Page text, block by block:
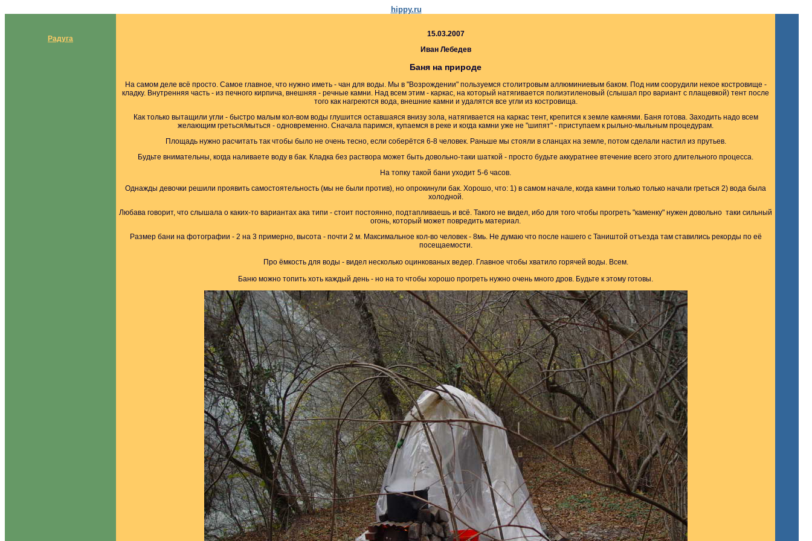
hippy.ru
Радуга
15.03.2007
Иван Лебедев
Баня на природе
На самом деле всё просто. Самое главное, что нужно иметь - чан для воды. Мы в "Возрождении" пользуемся столитровым аллюминиевым баком. Под ним соорудили некое костровище -
кладку. Внутренняя часть - из печного кирпича, внешняя - речные камни. Над всем этим - каркас, на который натягивается полиэтиленовый (слышал про вариант с плащевкой) тент после
того как нагреются вода, внешние камни и удалятся все угли из костровища.
Как только вытащили угли - быстро малым кол-вом воды глушится оставшаяся внизу зола, натягивается на каркас тент, крепится к земле камнями. Баня готова. Заходить надо всем
желающим греться/мыться - одновременно. Сначала паримся, купаемся в реке и когда камни уже не "шипят" - приступаем к рыльно-мыльным процедурам.
Площадь нужно расчитать так чтобы было не очень тесно, если соберётся 6-8 человек. Раньше мы стояли в сланцах на земле, потом сделали настил из прутьев.
Будьте внимательны, когда наливаете воду в бак. Кладка без раствора может быть довольно-таки шаткой - просто будьте аккуратнее втечение всего этого длительного процесса.
На топку такой бани уходит 5-6 часов.
Однажды девочки решили проявить самостоятельность (мы не были против), но опрокинули бак. Хорошо, что: 1) в самом начале, когда камни только только начали греться 2) вода была
холодной.
Любава говорит, что слышала о каких-то вариантах ака типи - стоит постоянно, подтапливаешь и всё. Такого не видел, ибо для того чтобы прогреть "каменку" нужен довольно таки сильный
огонь, который может повредить материал.
Размер бани на фотографии - 2 на 3 примерно, высота - почти 2 м. Максимальное кол-во человек - 8мь. Не думаю что после нашего с Таништой отъезда там ставились рекорды по её
посещаемости.
Про ёмкость для воды - видел несколько оцинкованых ведер. Главное чтобы хватило горячей воды. Всем.
Баню можно топить хоть каждый день - но на то чтобы хорошо прогреть нужно очень много дров. Будьте к этому готовы.